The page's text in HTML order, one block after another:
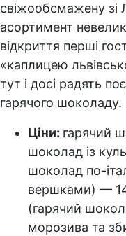
свіжообсмажену зі
асортимент
відкриття перші
«каплицею
тут і досі радять
гарячого шоколаду.
Ціни: гарячий
шоколад із
шоколад по-
вершками) —
(гарячий
морозива та